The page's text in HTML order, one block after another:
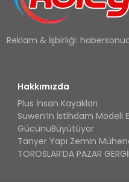
Reklam & İşbirliği:
Hakkımızda
Plus İnsan Kayakları
Suwen’in İstihdam Modeli
GücünüBüyütüyor
Tanyer Yapı Zemin
TOROSLAR’DA PAZAR